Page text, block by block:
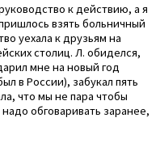
к действию, а я
взять больничный
уехала к друзьям на
столиц. Л. обиделся,
мне на новый год
в России), забукал пять
что мы не пара чтобы
обговаривать заранее,